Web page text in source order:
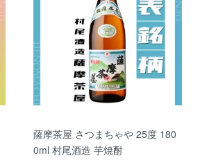
薩摩茶屋 さつまちゃや 25度 180
0ml 村尾酒造 芋焼酎